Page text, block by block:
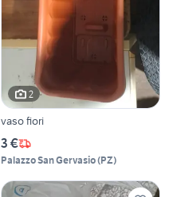
2
vaso fiori
3 €
Palazzo San Gervasio(PZ)